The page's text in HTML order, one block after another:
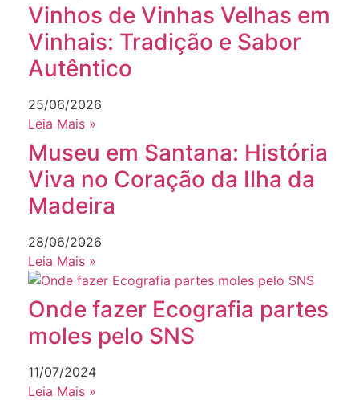
Vinhos de Vinhas Velhas em
Vinhais: Tradição e Sabor
Autêntico
25/06/2026
Leia Mais »
Museu em Santana: História
Viva no Coração da Ilha da
Madeira
28/06/2026
Leia Mais »
Onde fazer Ecografia partes
moles pelo SNS
11/07/2024
Leia Mais »